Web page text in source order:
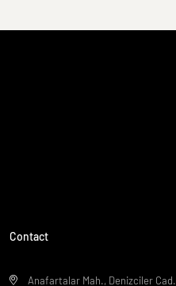
Contact
Anafartalar Mah., Denizciler Cad.